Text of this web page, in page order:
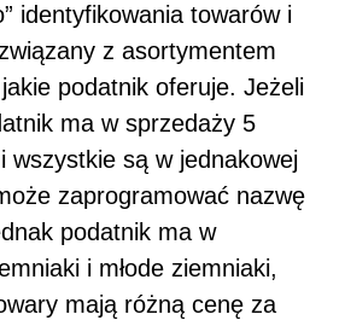
identyfikowania towarów i
z asortymentem
podatnik oferuje. Jeżeli
ma w sprzedaży 5
wszystkie są w jednakowej
zaprogramować nazwę
podatnik ma w
i młode ziemniaki,
mają różną cenę za